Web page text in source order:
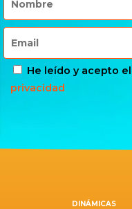
He leído y acepto el
privacidad
DINÁMICAS